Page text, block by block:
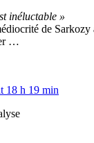
inéluctable »
de Sarkozy
…
18 h 19 min